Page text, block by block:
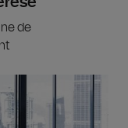
de